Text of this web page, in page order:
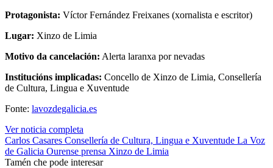
Protagonista: Víctor Fernández Freixanes (xornalista e escritor)
Lugar: Xinzo de Limia
Motivo da cancelación: Alerta laranxa por nevadas
Institucións implicadas: Concello de Xinzo de Limia, Consellería
de Cultura, Lingua e Xuventude
Fonte: lavozdegalicia.es
Ver noticia completa
Carlos Casares Consellería de Cultura, Lingua e Xuventude La Voz
de Galicia Ourense prensa Xinzo de Limia
Tamén che pode interesar